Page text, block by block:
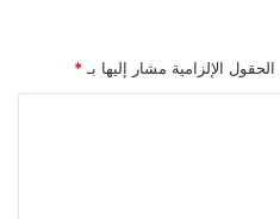
الحقول الإلزامية مشار إليها بـ *